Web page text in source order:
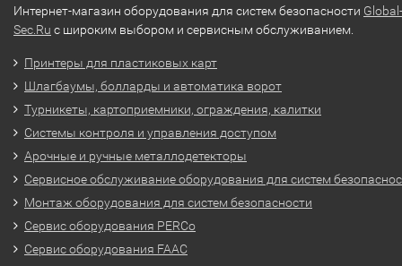
Интернет-магазин оборудования для систем безопасности Global-
Sec.Ru с широким выбором и сервисным обслуживанием.
Принтеры для пластиковых карт
Шлагбаумы, болларды и автоматика ворот
Турникеты, картоприемники, ограждения, калитки
Системы контроля и управления доступом
Арочные и ручные металлодетекторы
Сервисное обслуживание оборудования для систем
Монтаж оборудования для систем безопасности
Сервис оборудования PERCo
Сервис оборудования FAAC